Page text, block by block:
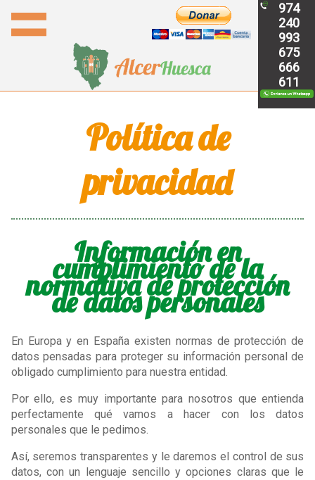
974
240
993
675
666
611
Política de
privacidad
Información en
cumplimiento de la
normativa de protección
de datos personales
En Europa y en España existen normas de protección de
datos pensadas para proteger su información personal de
obligado cumplimiento para nuestra entidad.
Por ello, es muy importante para nosotros que entienda
perfectamente qué vamos a hacer con los datos
personales que le pedimos.
Así, seremos transparentes y le daremos el control de sus
datos, con un lenguaje sencillo y opciones claras que le